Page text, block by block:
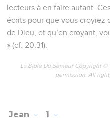
lecteurs à en faire autant.
écrits pour que vous croyiez
de Dieu, et qu’en croyant,
» (cf. 20.31).
La Bible Du Semeur Copyright ©
permission. All
Jean 1